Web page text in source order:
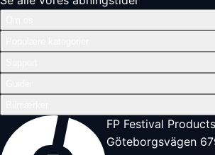
FP Festival
Göteborgsvägen